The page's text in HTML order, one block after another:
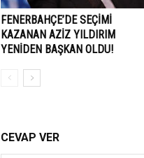
FENERBAHÇE’DE SEÇIMI
KAZANAN AZIZ YILDIRIM
YENIDEN BAŞKAN OLDU!
CEVAP VER